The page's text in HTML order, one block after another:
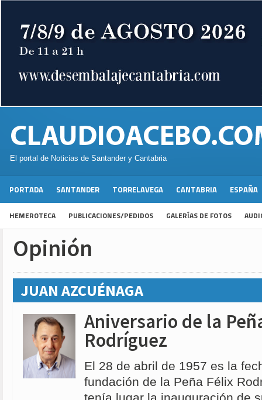
El portal de Noticias de Santander y Cantabria
PORTADA SANTANDER TORRELAVEGA CANTABRIA ESPAÑA
HEMEROTECA PUBLICACIONES/PEDIDOS GALERÍAS DE FOTOS
Opinión
JUAN AZCUÉNAGA
Aniversario de la
Rodríguez
El 28 de abril de 1957 es la
fundación de la Peña Félix